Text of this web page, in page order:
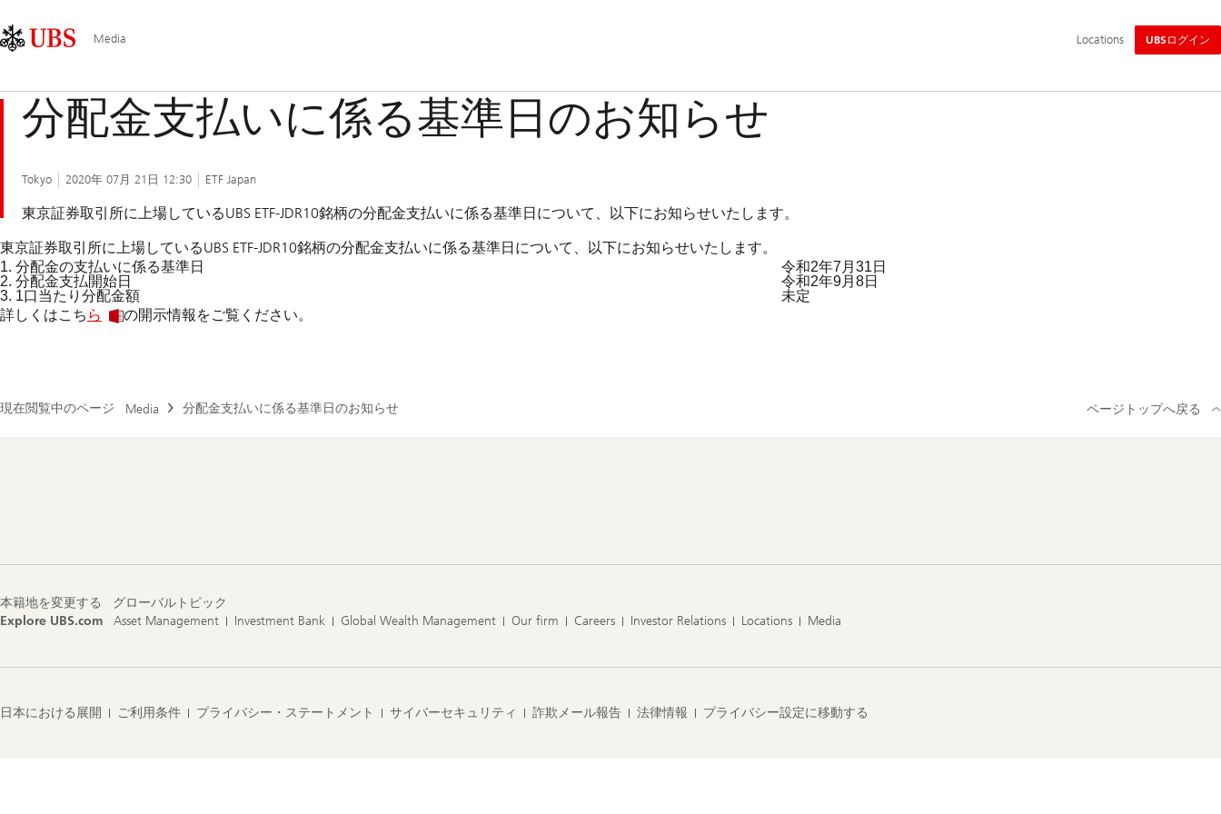
Area
イ
ン
ビ
ン
Media
イ
ビ
Locations UBSログイン
分配金支払いに係る基準日のお知らせ
Tokyo 2020年 07月 21日 12:30 ETF Japan
東京証券取引所に上場しているUBS ETF-JDR10銘柄の分配金支払いに係る基準日について、以下にお知らせいたします。
東京証券取引所に上場しているUBS ETF-JDR10銘柄の分配金支払いに係る基準日について、以下にお知らせいたします。
1. 分配金の支払いに係る基準日
令和2年7月31日
2. 分配金支払開始日
令和2年9月8日
3. 1口当たり分配金額
未定
詳しくはこち ら の開示情報をご覧ください。
現在閲覧中のページ Media 分配金支払いに係る基準日のお知らせ ページトップへ戻る
本籍地を変更する
グローバルトピック
Explore UBS.com
Asset Management Investment Bank Global Wealth Management Our firm Careers Investor Relations Locations Media
日本における展開 ご利用条件 プライバシー・ステートメント サイバーセキュリティ 詐欺メール報告 法律情報 プライバシー設定に移動する